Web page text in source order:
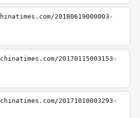
20180619000003-
20170115003153-
20171010003293-